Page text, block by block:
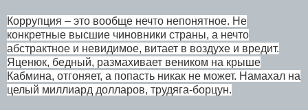
Коррупция – это вообще нечто непонятное. Не
конкретные высшие чиновники страны, а нечто
абстрактное и невидимое, витает в воздухе и вредит.
Яценюк, бедный, размахивает веником на крыше
Кабмина, отгоняет, а попасть никак не может. Намахал на
целый миллиард долларов, трудяга-борцун.